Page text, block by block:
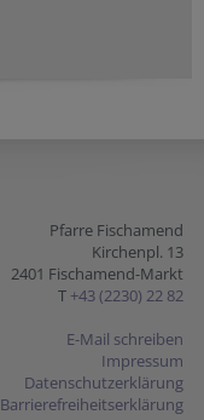
Pfarre Fischamend
Kirchenpl. 13
2401 Fischamend-Markt
T +43 (2230) 22 82
E-Mail schreiben
Impressum
Datenschutzerklärung
Barrierefreiheitserklärung